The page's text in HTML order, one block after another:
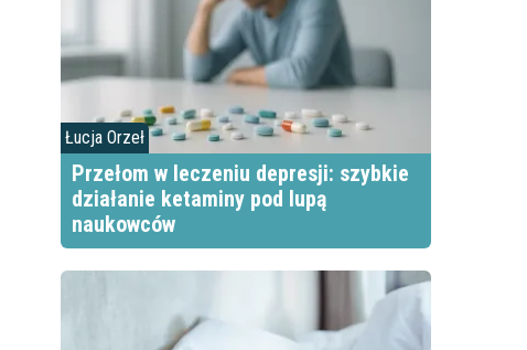
Łucja Orzeł
Przełom w leczeniu depresji: szybkie
działanie ketaminy pod lupą
naukowców